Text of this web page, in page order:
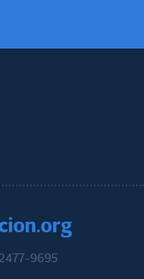
2477-9695